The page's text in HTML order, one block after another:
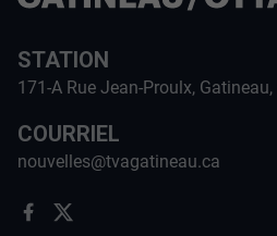
STATION
171-A Rue Jean-Proulx,
COURRIEL
nouvelles@tvagatineau.ca